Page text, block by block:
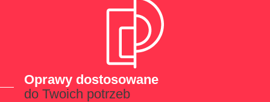
Oprawy dostosowane
do Twoich potrzeb